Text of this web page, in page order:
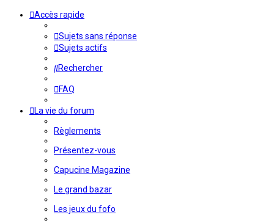
Accès rapide
Sujets sans réponse
Sujets actifs
Rechercher
FAQ
La vie du forum
Règlements
Présentez-vous
Capucine Magazine
Le grand bazar
Les jeux du fofo